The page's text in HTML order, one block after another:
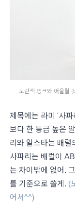
노란색 잉크와 어울릴
제목에는 라미 '사
보다 한 등급 높은
리와 알스타는 배럴
사파리는 배럴이
는 차이밖에 없어.
를 기준으로 쓸게. (
어서^^)